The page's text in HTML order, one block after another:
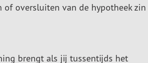
oversluiten van de hypotheek zin
brengt als jij tussentijds het